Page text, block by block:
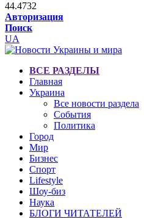
44.4732
Авторизация
Поиск
UA
ВСЕ РАЗДЕЛЫ
Главная
Украина
Все новости раздела
События
Политика
Город
Мир
Бизнес
Спорт
Lifestyle
Шоу-биз
Наука
БЛОГИ ЧИТАТЕЛЕЙ